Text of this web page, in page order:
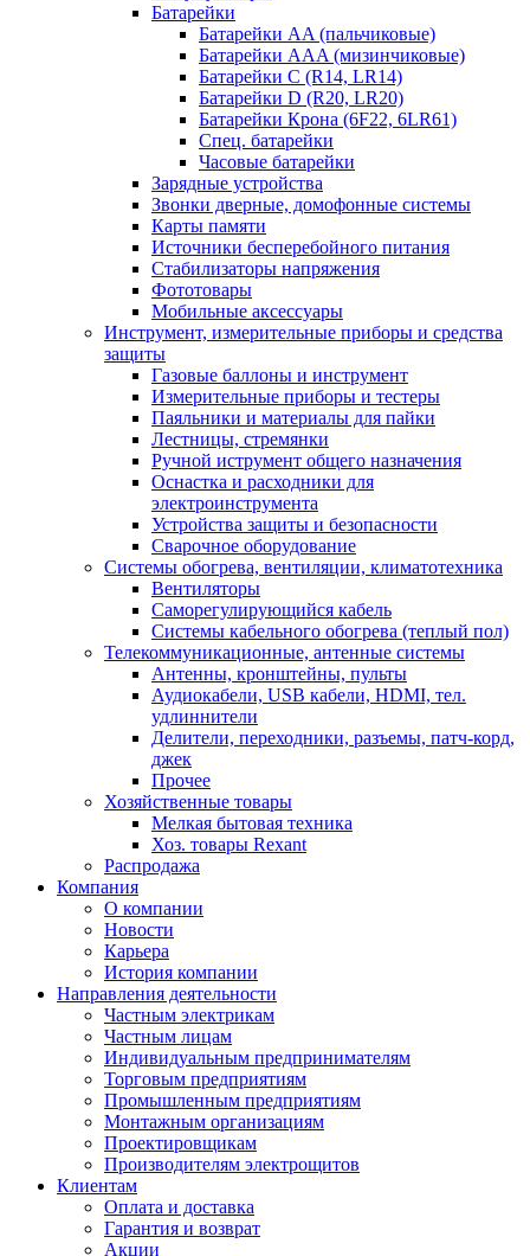
Батарейки
Батарейки AA (пальчиковые)
Батарейки AAA (мизинчиковые)
Батарейки C (R14, LR14)
Батарейки D (R20, LR20)
Батарейки Крона (6F22, 6LR61)
Спец. батарейки
Часовые батарейки
Зарядные устройства
Звонки дверные, домофонные системы
Карты памяти
Источники бесперебойного питания
Стабилизаторы напряжения
Фототовары
Мобильные аксессуары
Инструмент, измерительные приборы и средства
защиты
Газовые баллоны и инструмент
Измерительные приборы и тестеры
Паяльники и материалы для пайки
Лестницы, стремянки
Ручной иструмент общего назначения
Оснастка и расходники для
электроинструмента
Устройства защиты и безопасности
Сварочное оборудование
Системы обогрева, вентиляции, климатотехника
Вентиляторы
Саморегулирующийся кабель
Системы кабельного обогрева (теплый пол)
Телекоммуникационные, антенные системы
Антенны, кронштейны, пульты
Аудиокабели, USB кабели, HDMI, тел.
удлиннители
Делители, переходники, разъемы, патч-корд,
джек
Прочее
Хозяйственные товары
Мелкая бытовая техника
Хоз. товары Rexant
Распродажа
Компания
О компании
Новости
Карьера
История компании
Направления деятельности
Частным электрикам
Частным лицам
Индивидуальным предпринимателям
Торговым предприятиям
Промышленным предприятиям
Монтажным организациям
Проектировщикам
Производителям электрощитов
Клиентам
Оплата и доставка
Гарантия и возврат
Акции